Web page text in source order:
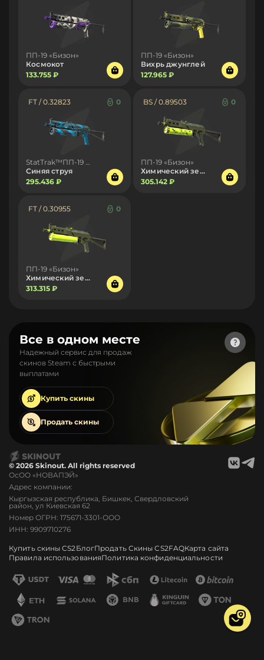
ПП-19 «Бизон»
Космокот
133.755 ₽
ПП-19 «Бизон»
Вихрь джунглей
127.965 ₽
FT / 0.32823 0
Синяя струя
295.436 ₽
BS / 0.89503 0
ПП-19 «Бизон»
Химический зелёный
305.142 ₽
FT / 0.30955 0
ПП-19 «Бизон»
Химический зелёный
313.315 ₽
Все в одном месте
Надежный сервис для продаж
скинов Steam с быстрыми
выплатами
Купить скины
Продать скины
© 2026 Skinout. All rights reserved
ОсОО «НОВАПЭЙ»
Адрес компании:
Кыргызская республика, Бишкек, Свердловский
район, ул Киевская 62
Номер ОГРН: 175671-3301-ООО
ИНН: 9909710276
Купить скины CS2 БлогПродать Скины CS2FAQКарта сайта
Правила использованияПолитика конфиденциальности